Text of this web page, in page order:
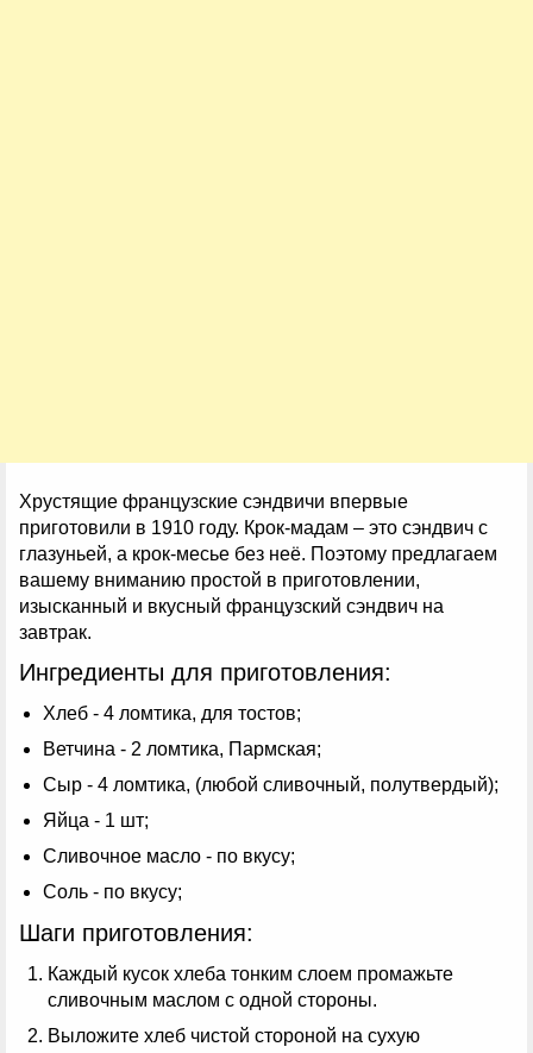
Хрустящие французские сэндвичи впервые
приготовили в 1910 году. Крок-мадам – это сэндвич с
глазуньей, а крок-месье без неё. Поэтому предлагаем
вашему вниманию простой в приготовлении,
изысканный и вкусный французский сэндвич на
завтрак.
Ингредиенты для приготовления:
Хлеб - 4 ломтика, для тостов;
Ветчина - 2 ломтика, Пармская;
Сыр - 4 ломтика, (любой сливочный, полутвердый);
Яйца - 1 шт;
Сливочное масло - по вкусу;
Соль - по вкусу;
Шаги приготовления:
Каждый кусок хлеба тонким слоем промажьте
сливочным маслом с одной стороны.
Выложите хлеб чистой стороной на сухую